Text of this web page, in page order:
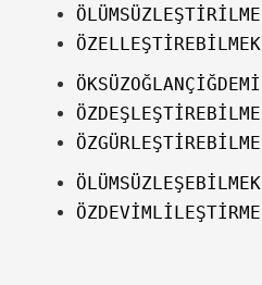
ÖLÜMSÜZLEŞTİRİLME
ÖZELLEŞTİREBİLMEK
ÖKSÜZOĞLANÇİĞDEMİ
ÖZDEŞLEŞTİREBİLME
ÖZGÜRLEŞTİREBİLME
ÖLÜMSÜZLEŞEBİLMEK
ÖZDEVİMLİLEŞTİRME